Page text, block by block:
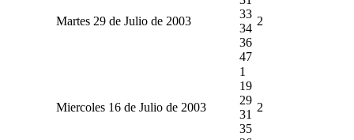
Martes 29 de Julio de 2003
33
34
36
47
2
Miercoles 16 de Julio de 2003
1
19
29
31
35
2